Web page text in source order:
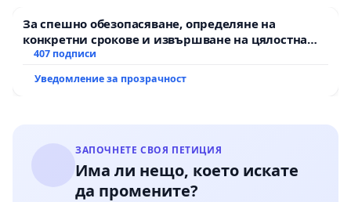
За спешно обезопасяване, определяне на
конкретни срокове и извършване на цялостна
рехабилитация на републиканския път между
Мирово - к.к. Момин проход
407 подписи
Уведомление за прозрачност
ЗАПОЧНЕТЕ СВОЯ ПЕТИЦИЯ
Има ли нещо, което искате
да промените?